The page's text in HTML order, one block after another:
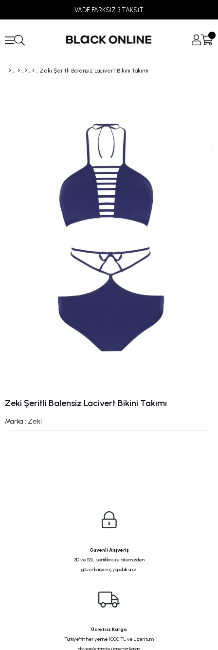
VADE FARKSIZ 3 TAKSİT
Zeki Şeritli Balensiz Lacivert Bikini Takımı
Zeki Şeritli Balensiz Lacivert Bikini Takımı
Marka : Zeki
Güvenli Alışveriş
3D ve SSL sertifikası ile sitemizden
güvenli alışveriş yapabilirsiniz.
Ücretsiz Kargo
Türkiye'nin her yerine 1000 TL ve üzeri tüm